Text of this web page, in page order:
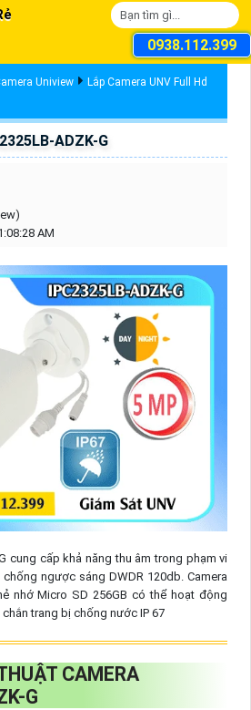
0938.112.399
Uniview
Lắp Camera UNV Full Hd
ADZK-G
AM
cung cấp khả năng thu âm trong phạm vi
ngược sáng DWDR 120db. Camera
nhớ Micro SD 256GB có thể hoạt động
trang bị chống nước IP 67
CAMERA
G